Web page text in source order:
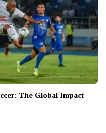
The Global Impact